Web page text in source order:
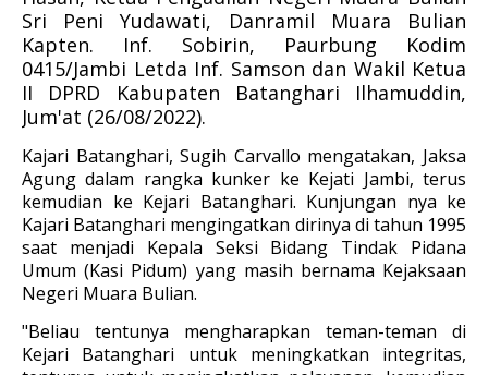
Sri Peni Yudawati, Danramil Muara Bulian
Kapten. Inf. Sobirin, Paurbung Kodim
0415/Jambi Letda Inf. Samson dan Wakil Ketua
II DPRD Kabupaten Batanghari Ilhamuddin,
Jum'at (26/08/2022).
Kajari Batanghari, Sugih Carvallo mengatakan, Jaksa
Agung dalam rangka kunker ke Kejati Jambi, terus
kemudian ke Kejari Batanghari. Kunjungan nya ke
Kajari Batanghari mengingatkan dirinya di tahun 1995
saat menjadi Kepala Seksi Bidang Tindak Pidana
Umum (Kasi Pidum) yang masih bernama Kejaksaan
Negeri Muara Bulian.
"Beliau tentunya mengharapkan teman-teman di
Kejari Batanghari untuk meningkatkan integritas,